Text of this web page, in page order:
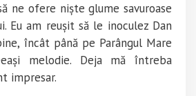
ne ofere niște glume savuroase
Eu am reușit să le inoculez Dan
încât până pe Parângul Mare
melodie. Deja mă întreba
impresar.